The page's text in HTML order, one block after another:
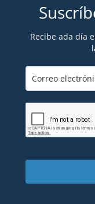
Recibe ada día